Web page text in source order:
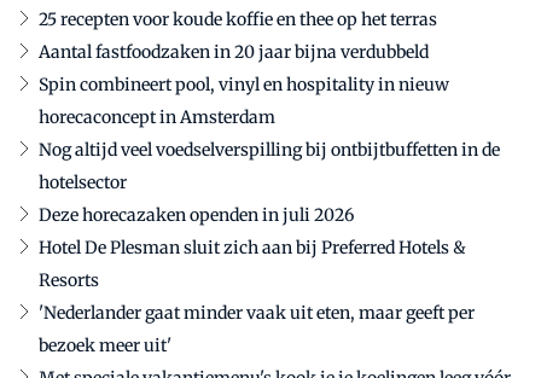
25 recepten voor koude koffie en thee op het terras
Aantal fastfoodzaken in 20 jaar bijna verdubbeld
Spin combineert pool, vinyl en hospitality in nieuw
horecaconcept in Amsterdam
Nog altijd veel voedselverspilling bij ontbijtbuffetten in de
hotelsector
Deze horecazaken openden in juli 2026
Hotel De Plesman sluit zich aan bij Preferred Hotels &
Resorts
'Nederlander gaat minder vaak uit eten, maar geeft per
bezoek meer uit'